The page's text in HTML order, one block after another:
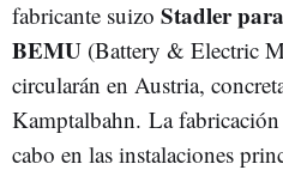
fabricante suizo Stadler
BEMU (Battery & Electric
circularán en Austria,
Kamptalbahn. La
cabo en las instalaciones